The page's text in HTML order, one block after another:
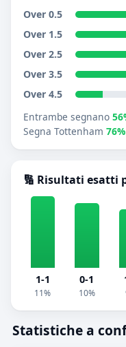
Over 0.5
Over 1.5
Over 2.5
Over 3.5
Over 4.5
Entrambe segnano
Segna Tottenham 76%
🔢 Risultati esatti
1-1
11%
0-1
10%
Statistiche a